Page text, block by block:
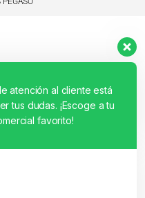
atención al cliente está
tus dudas. ¡Escoge a tu
favorito!